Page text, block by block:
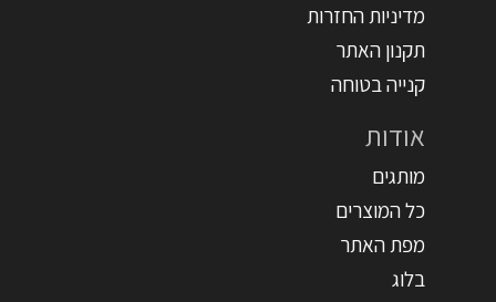
מדיניות החזרות
תקנון האתר
קנייה בטוחה
אודות
מותגים
כל המוצרים
מפת האתר
בלוג